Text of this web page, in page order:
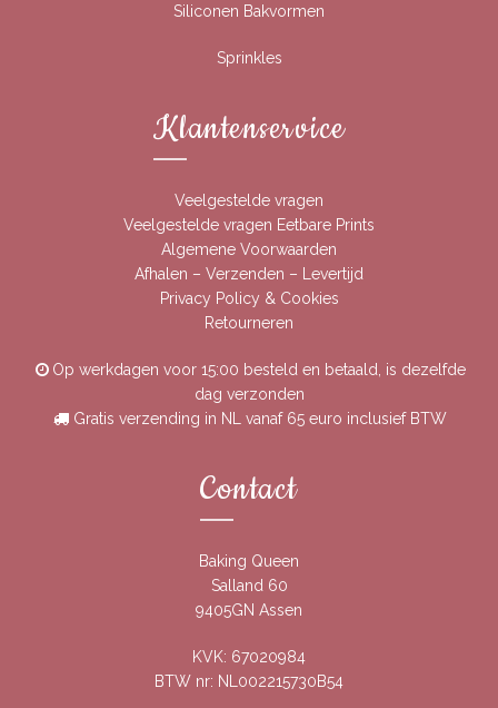
Siliconen Bakvormen
Sprinkles
Klantenservice
Veelgestelde vragen
Veelgestelde vragen Eetbare Prints
Algemene Voorwaarden
Afhalen – Verzenden – Levertijd
Privacy Policy & Cookies
Retourneren
Op werkdagen voor 15:00 besteld en betaald, is dezelfde
dag verzonden
Gratis verzending in NL vanaf 65 euro inclusief BTW
Contact
Baking Queen
Salland 60
9405GN Assen
KVK: 67020984
BTW nr: NL002215730B54